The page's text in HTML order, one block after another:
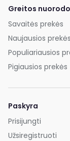
Greitos
Savaitės prekės
Naujausios prekės
Populiariausios
Pigiausios prekės
Paskyra
Prisijungti
Užsiregistruoti